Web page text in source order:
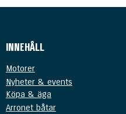
INNEHÅLL
Motorer
Nyheter & events
Köpa & äga
Arronet båtar